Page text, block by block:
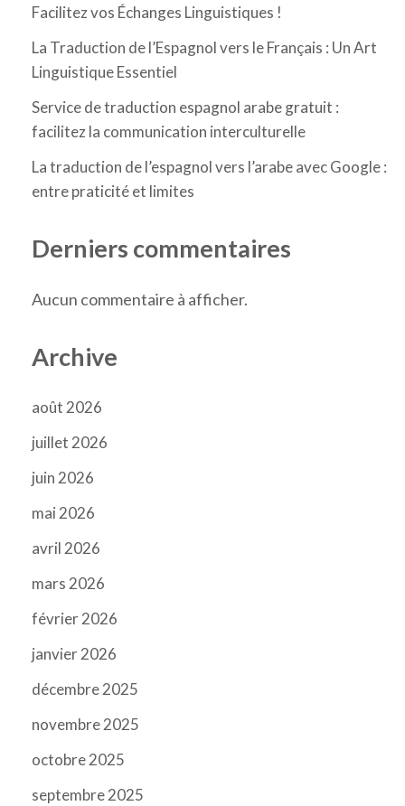
Facilitez vos Échanges Linguistiques !
La Traduction de l’Espagnol vers le Français : Un Art
Linguistique Essentiel
Service de traduction espagnol arabe gratuit :
facilitez la communication interculturelle
La traduction de l’espagnol vers l’arabe avec Google :
entre praticité et limites
Derniers commentaires
Aucun commentaire à afficher.
Archive
août 2026
juillet 2026
juin 2026
mai 2026
avril 2026
mars 2026
février 2026
janvier 2026
décembre 2025
novembre 2025
octobre 2025
septembre 2025